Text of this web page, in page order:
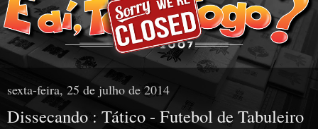
sexta-feira, 25 de julho de 2014
Dissecando : Tático - Futebol de Tabuleiro